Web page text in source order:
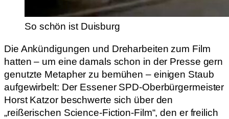
So schön ist Duisburg
Die Ankündigungen und Dreharbeiten zum Film
hatten – um eine damals schon in der Presse gern
genutzte Metapher zu bemühen – einigen Staub
aufgewirbelt: Der Essener SPD-Oberbürgermeister
Horst Katzor beschwerte sich über den
„reißerischen Science-Fiction-Film“, den er freilich